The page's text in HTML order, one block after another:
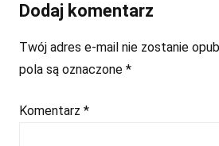
Dodaj komentarz
Twój adres e-mail nie zostanie
pola są oznaczone *
Komentarz *